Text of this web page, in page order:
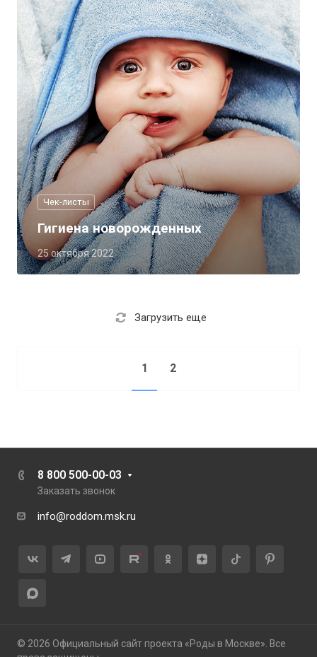
Чек-листы
25 октября 2022
Гигиена новорожденных
Загрузить еще
1 2
8 800 500-00-03
Заказать звонок
info@roddom.msk.ru
© 2026 Официальный сайт проекта «Роды в Москве». Все